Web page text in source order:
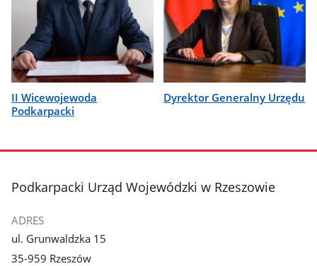
II Wicewojewoda
Podkarpacki
Dyrektor Generalny Urzędu
stopka
Podkarpacki Urząd Wojewódzki w Rzeszowie
ADRES
ul. Grunwaldzka 15
35-959 Rzeszów